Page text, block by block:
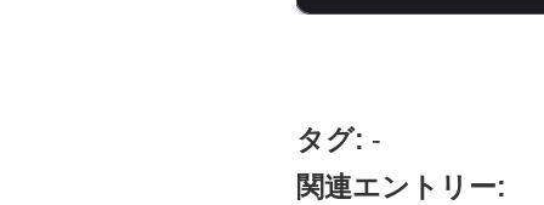
タグ: -
関連エントリー: